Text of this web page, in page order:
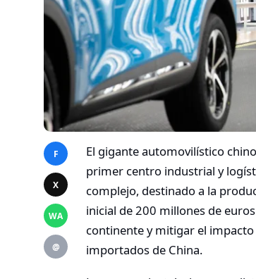
F
X
WA
@
El gigante automovilístico
primer centro industrial y
complejo, destinado a la
inicial de 200 millones de
continente y mitigar el
importados de China.